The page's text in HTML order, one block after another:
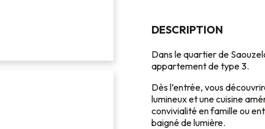
DESCRIPTION
Dans le quartier de
appartement de type 3.
Dès l’entrée, vous
lumineux et une cuisine
convivialité en famille ou
baigné de lumière.